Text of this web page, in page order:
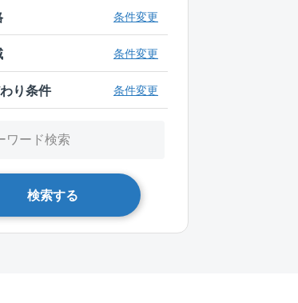
条件変更
条件変更
り条件 条件変更
検索する